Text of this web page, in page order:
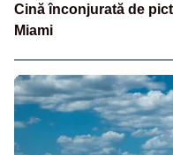
Cină înconjurată de
Miami